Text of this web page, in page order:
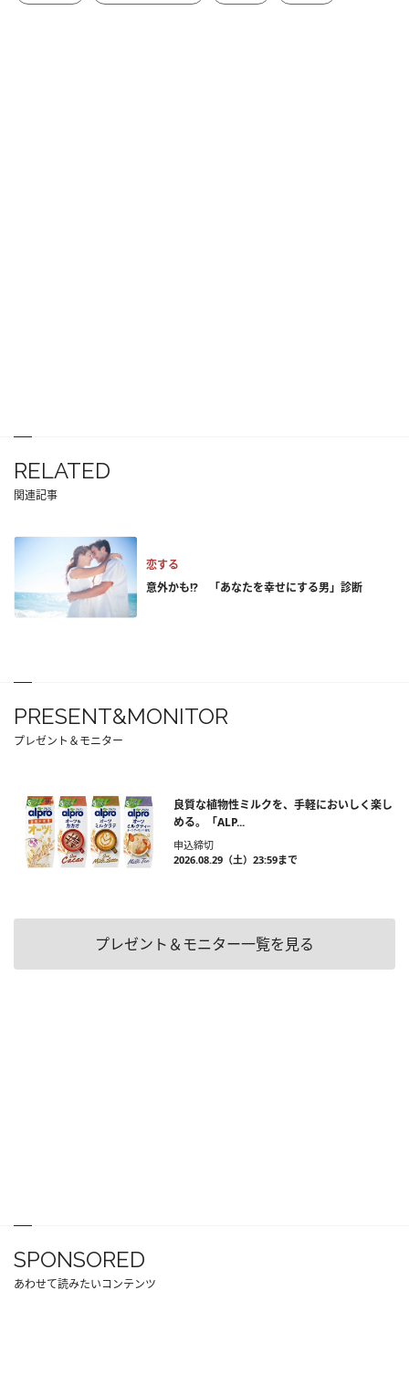
RELATED
関連記事
恋する
意外かも!? 「あなたを幸せにする男」診断
PRESENT&MONITOR
プレゼント＆モニター
良質な植物性ミルクを、手軽においしく楽し
める。「ALP...
申込締切
2026.08.29（土）23:59まで
プレゼント＆モニター一覧を見る
SPONSORED
あわせて読みたいコンテンツ